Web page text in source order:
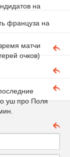
на
француза на
матчи
очков)
уш про Поля